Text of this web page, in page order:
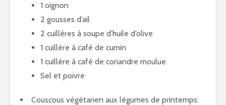
1 oignon
2 gousses d’ail
2 cuillères à soupe d’huile d’olive
1 cuillère à café de cumin
1 cuillère à café de coriandre moulue
Sel et poivre
Couscous végétarien aux légumes de printemps: